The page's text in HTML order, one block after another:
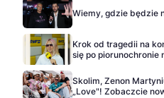
Wiemy, gdzie będzie
Krok od tragedii na
się po piorunochronie
Skolim, Zenon
„Love"! Zobaczcie